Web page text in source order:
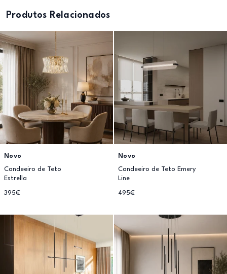
Produtos Relacionados
Novo
Candeeiro de Teto
Estrella
395€
Novo
Candeeiro de Teto Emery
Line
495€